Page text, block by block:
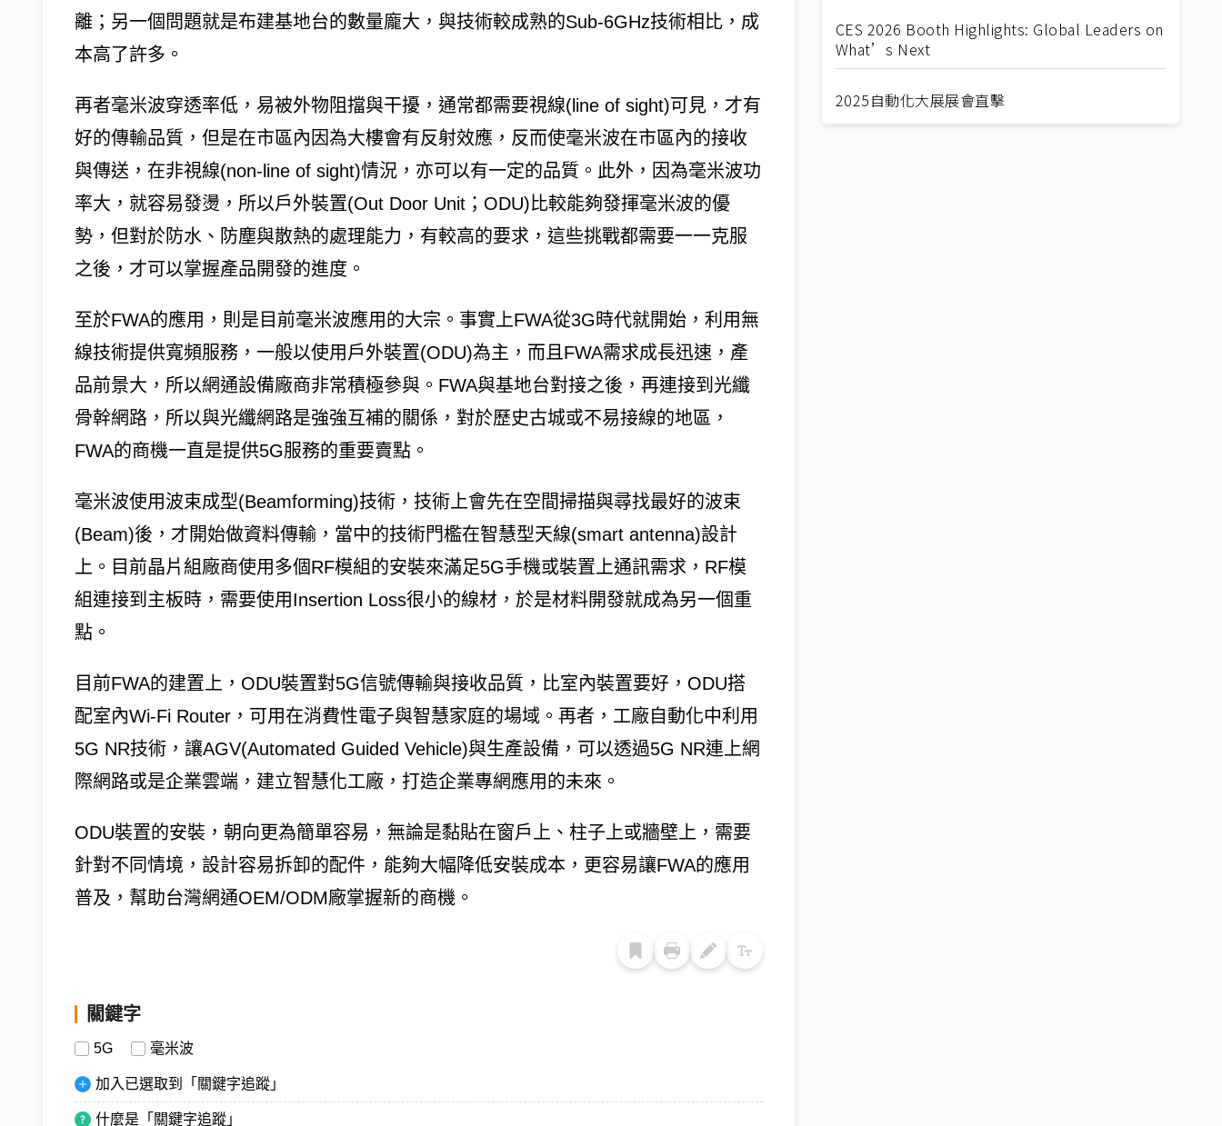
離；另一個問題就是布建基地台的數量龐大，與技術較成熟的Sub-6GHz技術相比，成
本高了許多。
再者毫米波穿透率低，易被外物阻擋與干擾，通常都需要視線(line of sight)可見，才有
好的傳輸品質，但是在市區內因為大樓會有反射效應，反而使毫米波在市區內的接收
與傳送，在非視線(non-line of sight)情況，亦可以有一定的品質。此外，因為毫米波功
率大，就容易發燙，所以戶外裝置(Out Door Unit；ODU)比較能夠發揮毫米波的優
勢，但對於防水、防塵與散熱的處理能力，有較高的要求，這些挑戰都需要一一克服
之後，才可以掌握產品開發的進度。
至於FWA的應用，則是目前毫米波應用的大宗。事實上FWA從3G時代就開始，利用無
線技術提供寬頻服務，一般以使用戶外裝置(ODU)為主，而且FWA需求成長迅速，產
品前景大，所以網通設備廠商非常積極參與。FWA與基地台對接之後，再連接到光纖
骨幹網路，所以與光纖網路是強強互補的關係，對於歷史古城或不易接線的地區，
FWA的商機一直是提供5G服務的重要賣點。
毫米波使用波束成型(Beamforming)技術，技術上會先在空間掃描與尋找最好的波束
(Beam)後，才開始做資料傳輸，當中的技術門檻在智慧型天線(smart antenna)設計
上。目前晶片組廠商使用多個RF模組的安裝來滿足5G手機或裝置上通訊需求，RF模
組連接到主板時，需要使用Insertion Loss很小的線材，於是材料開發就成為另一個重
點。
目前FWA的建置上，ODU裝置對5G信號傳輸與接收品質，比室內裝置要好，ODU搭
配室內Wi-Fi Router，可用在消費性電子與智慧家庭的場域。再者，工廠自動化中利用
5G NR技術，讓AGV(Automated Guided Vehicle)與生產設備，可以透過5G NR連上網
際網路或是企業雲端，建立智慧化工廠，打造企業專網應用的未來。
ODU裝置的安裝，朝向更為簡單容易，無論是黏貼在窗戶上、柱子上或牆壁上，需要
針對不同情境，設計容易拆卸的配件，能夠大幅降低安裝成本，更容易讓FWA的應用
普及，幫助台灣網通OEM/ODM廠掌握新的商機。
關鍵字
5G 毫米波
加入已選取到「關鍵字追蹤」
什麼是「關鍵字追蹤」
CES 2026 Booth Highlights: Global Leaders on
What’s Next
2025自動化大展展會直擊